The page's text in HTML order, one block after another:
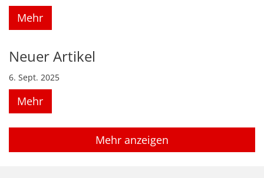
Mehr
Neuer Artikel
6. Sept. 2025
Mehr
Mehr anzeigen